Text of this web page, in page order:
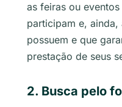
as feiras ou
participam e,
possuem e que
prestação de seus
2. Busca pelo